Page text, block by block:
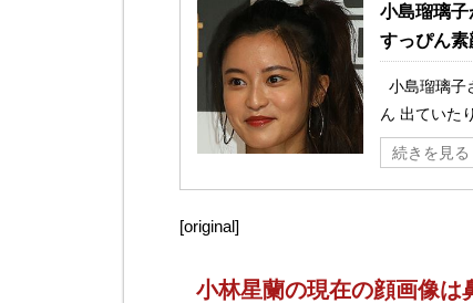
小島瑠璃
すっぴん素
小島瑠璃子
ん 出ていた
続きを見る
[original]
小林星蘭の現在の顔画像は